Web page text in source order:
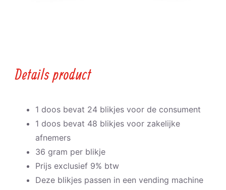
Details product
1 doos bevat 24 blikjes voor de consument
1 doos bevat 48 blikjes voor zakelijke
afnemers
36 gram per blikje
Prijs exclusief 9% btw
Deze blikjes passen in een vending machine